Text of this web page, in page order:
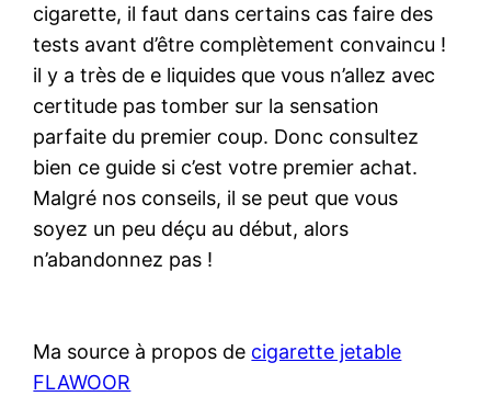
cigarette, il faut dans certains cas faire des
tests avant d’être complètement convaincu !
il y a très de e liquides que vous n’allez avec
certitude pas tomber sur la sensation
parfaite du premier coup. Donc consultez
bien ce guide si c’est votre premier achat.
Malgré nos conseils, il se peut que vous
soyez un peu déçu au début, alors
n’abandonnez pas !
Ma source à propos de cigarette jetable
FLAWOOR